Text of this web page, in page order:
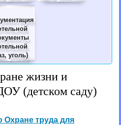
уголь)
жизни и
(детском саду)
Охране труда для